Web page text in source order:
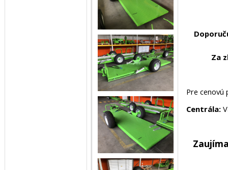
Za
Pre cenovú
Centrála: